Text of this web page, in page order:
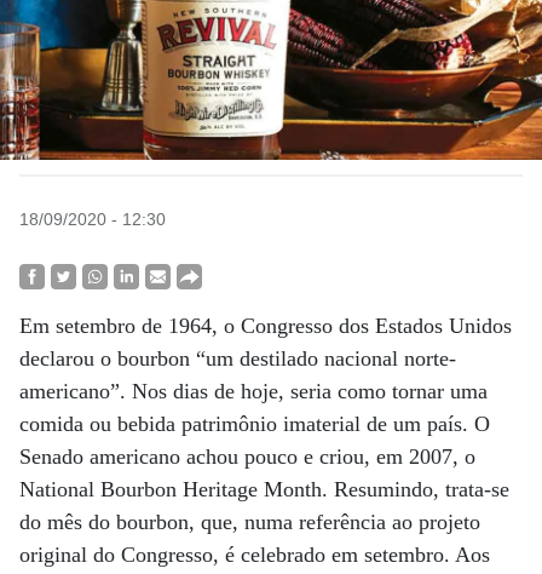
18/09/2020 - 12:30
Em setembro de 1964, o Congresso dos Estados Unidos
declarou o bourbon “um destilado nacional norte-
americano”. Nos dias de hoje, seria como tornar uma
comida ou bebida patrimônio imaterial de um país. O
Senado americano achou pouco e criou, em 2007, o
National Bourbon Heritage Month. Resumindo, trata-se
do mês do bourbon, que, numa referência ao projeto
original do Congresso, é celebrado em setembro. Aos